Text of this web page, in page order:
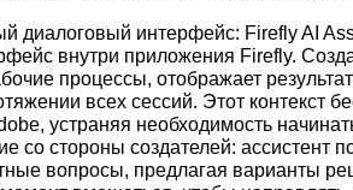
диалоговый интерфейс: Firefly AI
внутри приложения Firefly.
процессы, отображает
всех сессий. Этот контекст
устраняя необходимость
со стороны создателей: ассистент
вопросы, предлагая варианты